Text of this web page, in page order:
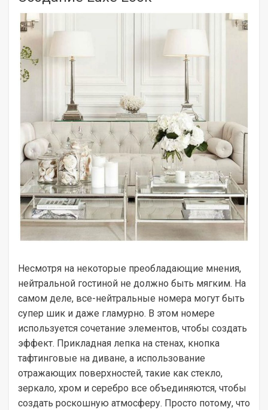
Несмотря на некоторые преобладающие мнения,
нейтральной гостиной не должно быть мягким. На
самом деле, все-нейтральные номера могут быть
супер шик и даже гламурно. В этом номере
используется сочетание элементов, чтобы создать
эффект. Прикладная лепка на стенах, кнопка
тафтинговые на диване, а использование
отражающих поверхностей, такие как стекло,
зеркало, хром и серебро все объединяются, чтобы
создать роскошную атмосферу. Просто потому, что